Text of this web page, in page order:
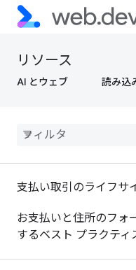
リソース
AI とウェブ 読み込
支払い取引のライフサ
お支払いと住所のフォ
するベスト プラクティ